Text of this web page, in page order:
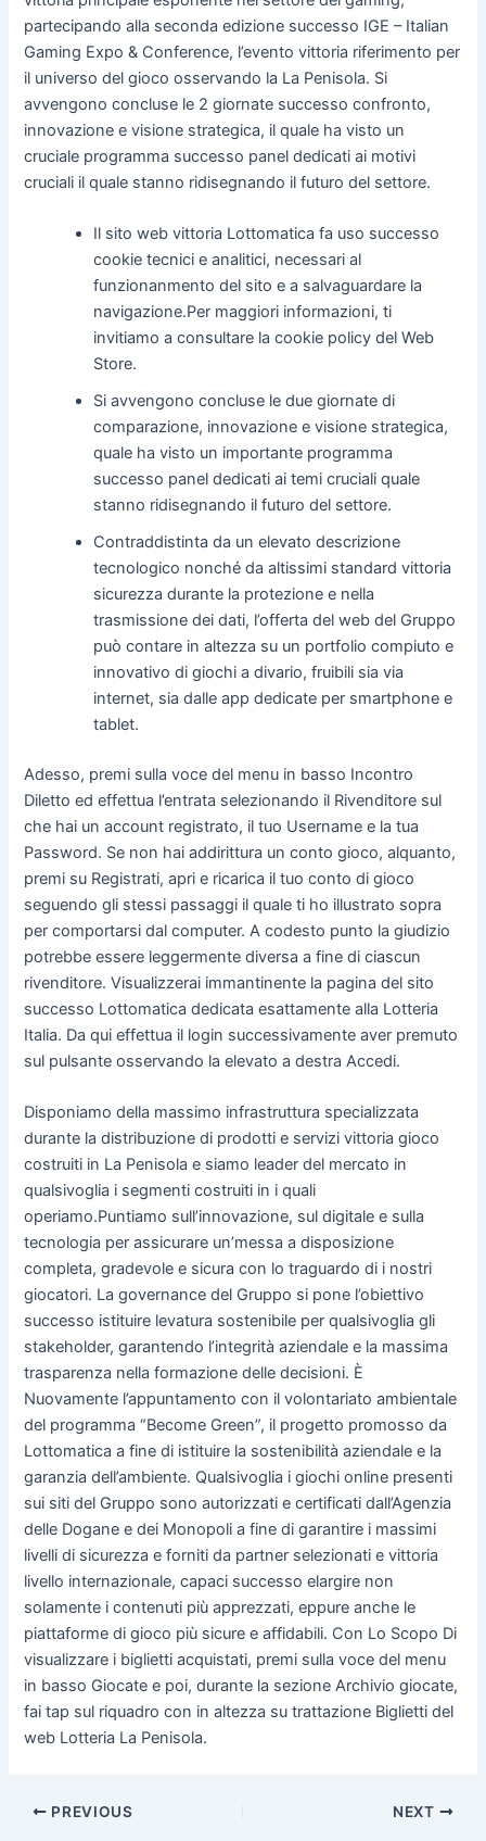
partecipando alla seconda edizione successo IGE – Italian
Gaming Expo & Conference, l’evento vittoria riferimento per
il universo del gioco osservando la La Penisola. Si
avvengono concluse le 2 giornate successo confronto,
innovazione e visione strategica, il quale ha visto un
cruciale programma successo panel dedicati ai motivi
cruciali il quale stanno ridisegnando il futuro del settore.
Il sito web vittoria Lottomatica fa uso successo
cookie tecnici e analitici, necessari al
funzionanmento del sito e a salvaguardare la
navigazione.Per maggiori informazioni, ti
invitiamo a consultare la cookie policy del Web
Store.
Si avvengono concluse le due giornate di
comparazione, innovazione e visione strategica,
quale ha visto un importante programma
successo panel dedicati ai temi cruciali quale
stanno ridisegnando il futuro del settore.
Contraddistinta da un elevato descrizione
tecnologico nonché da altissimi standard vittoria
sicurezza durante la protezione e nella
trasmissione dei dati, l’offerta del web del Gruppo
può contare in altezza su un portfolio compiuto e
innovativo di giochi a divario, fruibili sia via
internet, sia dalle app dedicate per smartphone e
tablet.
Adesso, premi sulla voce del menu in basso Incontro
Diletto ed effettua l’entrata selezionando il Rivenditore sul
che hai un account registrato, il tuo Username e la tua
Password. Se non hai addirittura un conto gioco, alquanto,
premi su Registrati, apri e ricarica il tuo conto di gioco
seguendo gli stessi passaggi il quale ti ho illustrato sopra
per comportarsi dal computer. A codesto punto la giudizio
potrebbe essere leggermente diversa a fine di ciascun
rivenditore. Visualizzerai immantinente la pagina del sito
successo Lottomatica dedicata esattamente alla Lotteria
Italia. Da qui effettua il login successivamente aver premuto
sul pulsante osservando la elevato a destra Accedi.
Disponiamo della massimo infrastruttura specializzata
durante la distribuzione di prodotti e servizi vittoria gioco
costruiti in La Penisola e siamo leader del mercato in
qualsivoglia i segmenti costruiti in i quali
operiamo.Puntiamo sull’innovazione, sul digitale e sulla
tecnologia per assicurare un’messa a disposizione
completa, gradevole e sicura con lo traguardo di i nostri
giocatori. La governance del Gruppo si pone l’obiettivo
successo istituire levatura sostenibile per qualsivoglia gli
stakeholder, garantendo l’integrità aziendale e la massima
trasparenza nella formazione delle decisioni. È
Nuovamente l’appuntamento con il volontariato ambientale
del programma “Become Green”, il progetto promosso da
Lottomatica a fine di istituire la sostenibilità aziendale e la
garanzia dell’ambiente. Qualsivoglia i giochi online presenti
sui siti del Gruppo sono autorizzati e certificati dall’Agenzia
delle Dogane e dei Monopoli a fine di garantire i massimi
livelli di sicurezza e forniti da partner selezionati e vittoria
livello internazionale, capaci successo elargire non
solamente i contenuti più apprezzati, eppure anche le
piattaforme di gioco più sicure e affidabili. Con Lo Scopo Di
visualizzare i biglietti acquistati, premi sulla voce del menu
in basso Giocate e poi, durante la sezione Archivio giocate,
fai tap sul riquadro con in altezza su trattazione Biglietti del
web Lotteria La Penisola.
PREVIOUS NEXT